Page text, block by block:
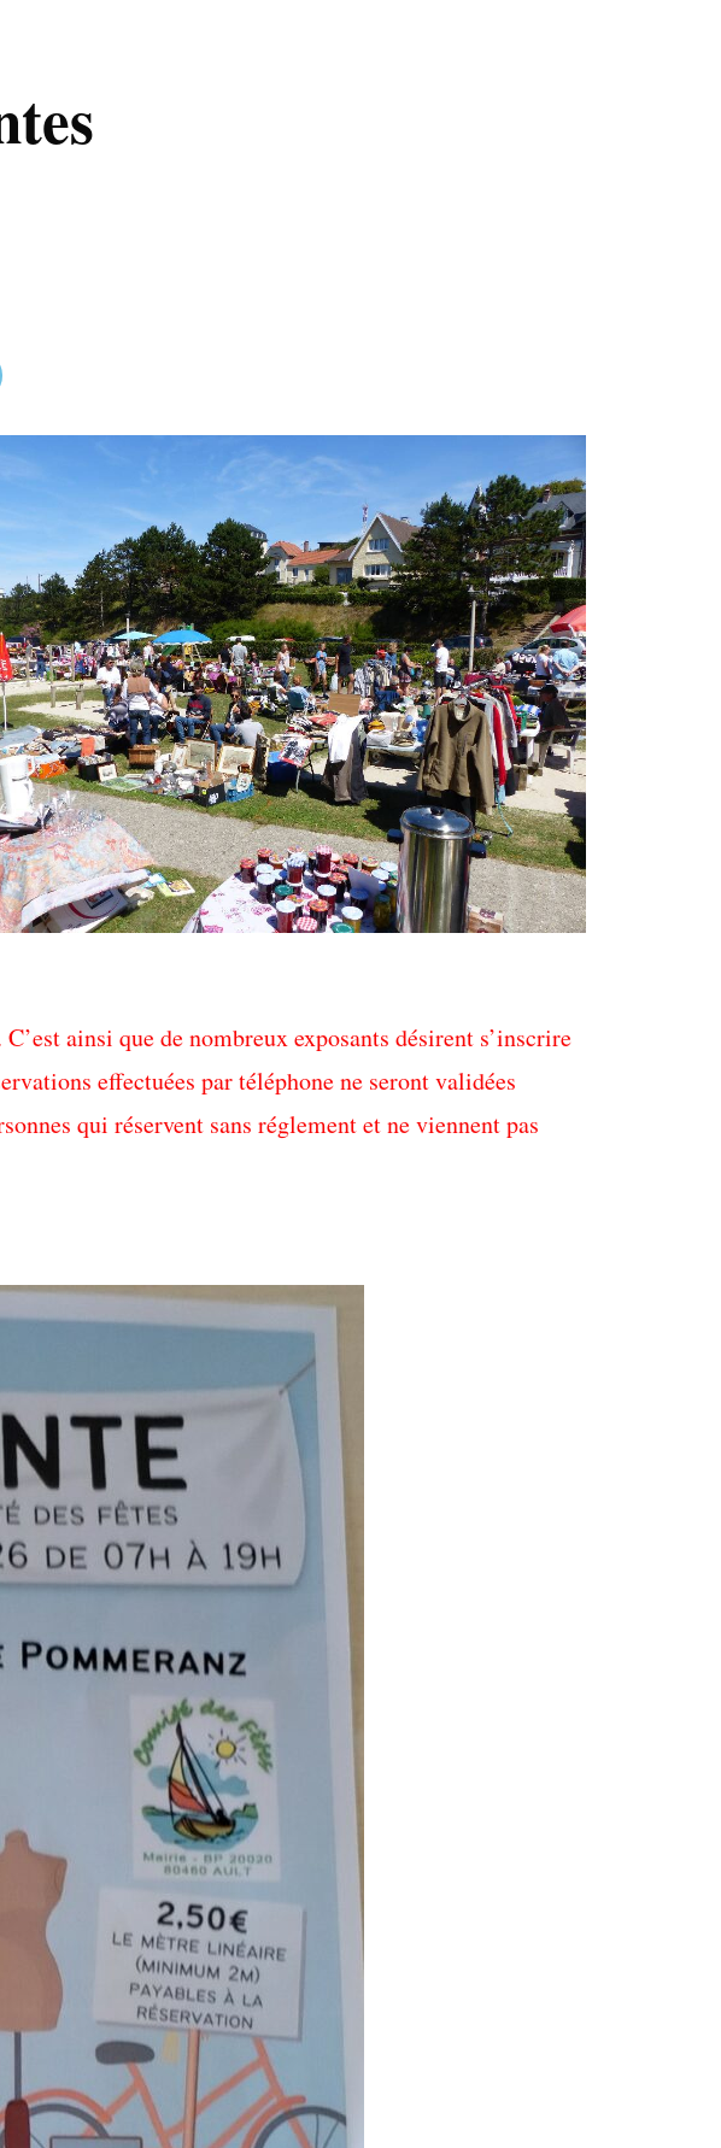
ainsi que de nombreux exposants désirent s’inscrire
effectuées par téléphone ne seront validées
qui réservent sans réglement et ne viennent pas